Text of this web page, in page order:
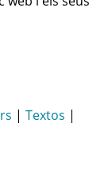
| Textos |